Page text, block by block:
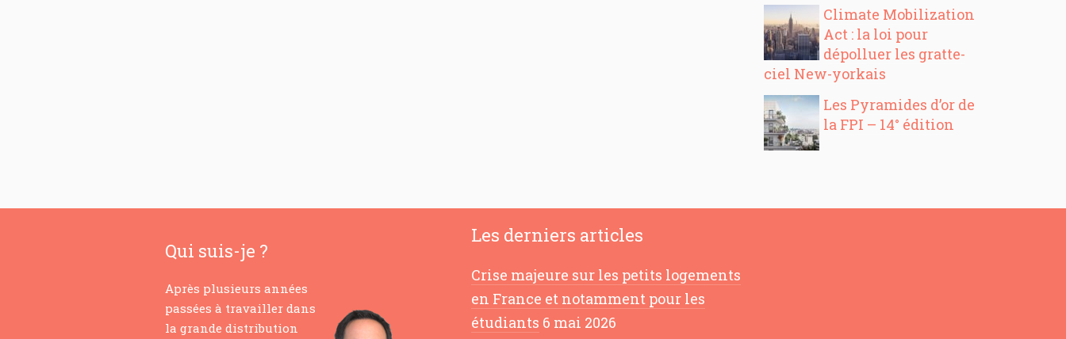
Climate Mobilization
Act : la loi pour
dépolluer les gratte-
ciel New-yorkais
Les Pyramides d’or de
la FPI – 14° édition
Qui suis-je ?
Après plusieurs années
passées à travailler dans
la grande distribution
Les derniers articles
Crise majeure sur les petits logements
en France et notamment pour les
étudiants 6 mai 2026